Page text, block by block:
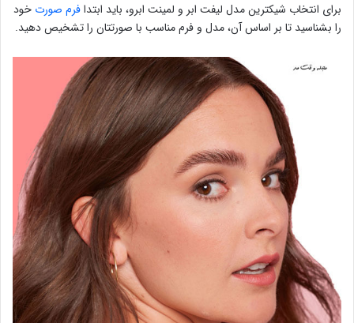
برای انتخاب شیکترین مدل لیفت ابر و لمینت ابرو، باید ابتدافرم صورت خود
را بشناسید تا بر اساس آن، مدل و فرم مناسب با صورتتان را تشخیص دهید.